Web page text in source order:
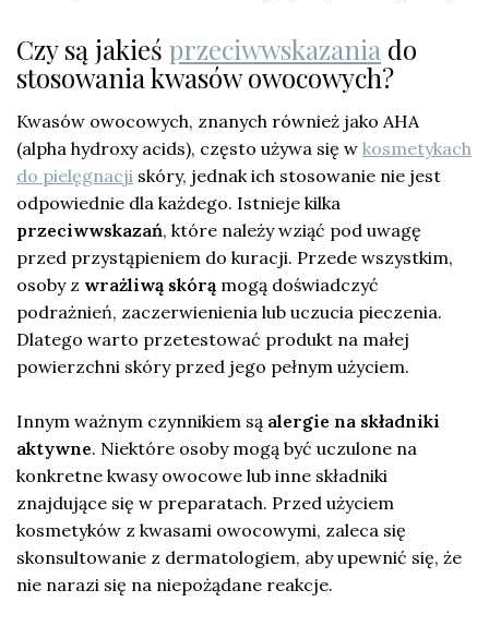
Czy są jakieś przeciwwskazania do
stosowania kwasów owocowych?
Kwasów owocowych, znanych również jako AHA
(alpha hydroxy acids), często używa się w kosmetykach
do pielęgnacji skóry, jednak ich stosowanie nie jest
odpowiednie dla każdego. Istnieje kilka
przeciwwskazań, które należy wziąć pod uwagę
przed przystąpieniem do kuracji. Przede wszystkim,
osoby z wrażliwą skórą mogą doświadczyć
podrażnień, zaczerwienienia lub uczucia pieczenia.
Dlatego warto przetestować produkt na małej
powierzchni skóry przed jego pełnym użyciem.
Innym ważnym czynnikiem są alergie na składniki
aktywne. Niektóre osoby mogą być uczulone na
konkretne kwasy owocowe lub inne składniki
znajdujące się w preparatach. Przed użyciem
kosmetyków z kwasami owocowymi, zaleca się
skonsultowanie z dermatologiem, aby upewnić się, że
nie narazi się na niepożądane reakcje.